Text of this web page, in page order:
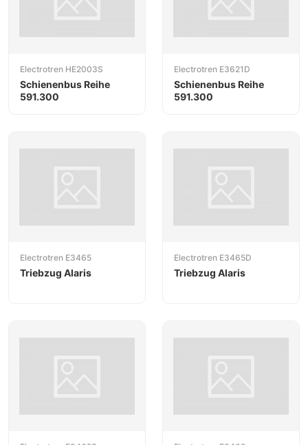
Electrotren HE2003S
Schienenbus Reihe
591.300
Electrotren E3621D
Schienenbus Reihe
591.300
Electrotren E3465
Triebzug Alaris
Electrotren E3465D
Triebzug Alaris